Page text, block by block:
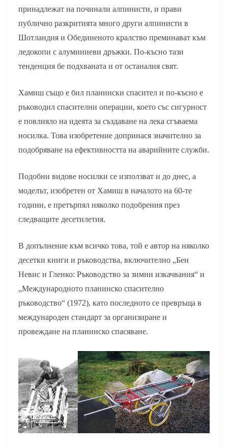
принадлежат на починали алпинисти, и прави
публично разкритията много други алпинисти в
Шотландия и Обединеното кралство преминават към
ледокопи с алуминиеви дръжки. По-късно тази
тенденция бе подхваната и от останалия свят.
Хамиш също е бил планински спасител и по-късно е
ръководил спасителни операции, което със сигурност
е повлияло на идеята за създаване на лека сгъваема
носилка. Това изобретение допринася значително за
подобряване на ефективността на аварийните служби.
Подобни видове носилки се използват и до днес, а
моделът, изобретен от Хамиш в началото на 60-те
години, е претърпял няколко подобрения през
следващите десетилетия.
В допълнение към всичко това, той е автор на няколко
десетки книги и ръководства, включително „Бен
Невис и Гленко: Ръководство за зимни изкачвания“ и
„Международното планинско спасително
ръководство“ (1972), като последното се превръща в
международен стандарт за организиране и
провеждане на планинско спасяване.